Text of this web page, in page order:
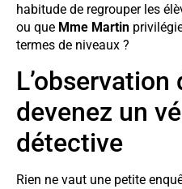
habitude de regrouper les
ou que Mme Martin
termes de niveaux ?
L’observation
devenez un
détective
Rien ne vaut une petite